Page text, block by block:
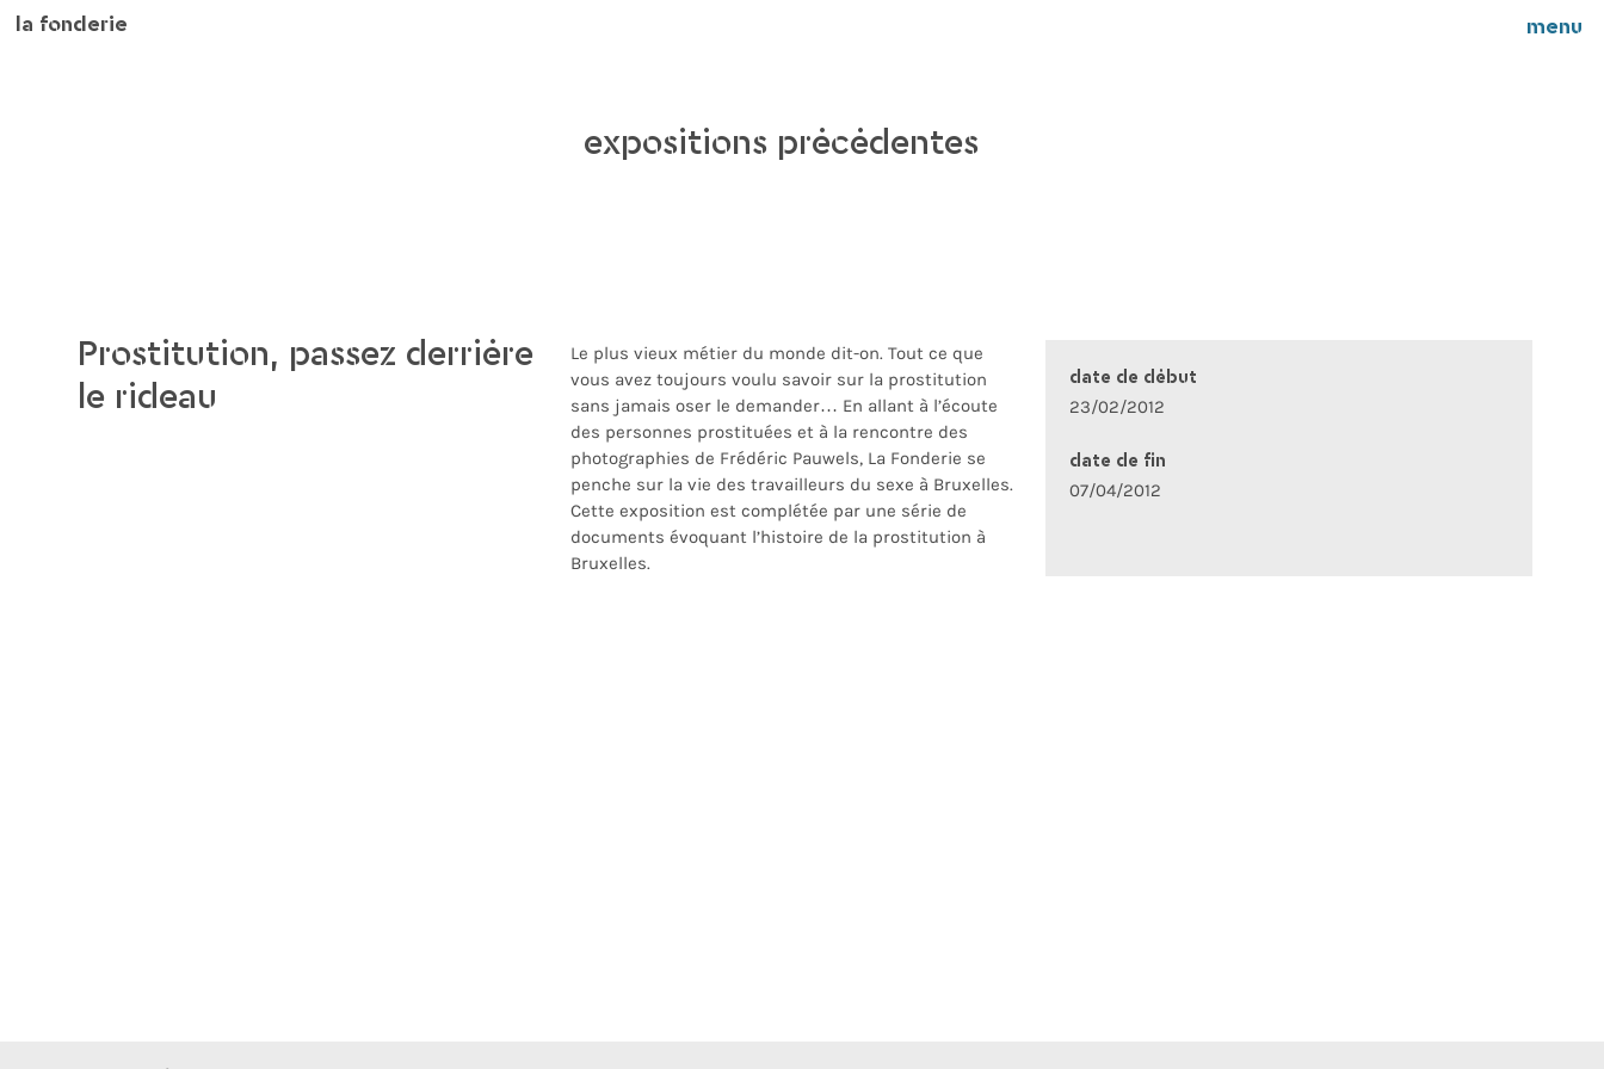
la fonderie menu
expositions précédentes
Prostitution, passez derrière
le rideau
Le plus vieux métier du monde dit-on. Tout ce que
vous avez toujours voulu savoir sur la prostitution
sans jamais oser le demander… En allant à l’écoute
des personnes prostituées et à la rencontre des
photographies de Frédéric Pauwels, La Fonderie se
penche sur la vie des travailleurs du sexe à Bruxelles.
Cette exposition est complétée par une série de
documents évoquant l’histoire de la prostitution à
Bruxelles.
date de début
23/02/2012
date de fin
07/04/2012